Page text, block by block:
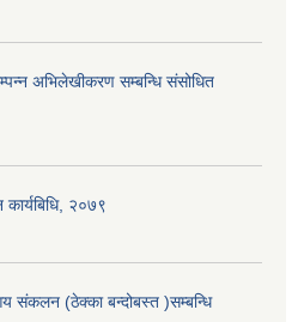
अभिलेखीकरण सम्बन्धि संसोधित
कार्यबिधि, २०७९
संकलन (ठेक्का बन्दोबस्त )सम्बन्धि